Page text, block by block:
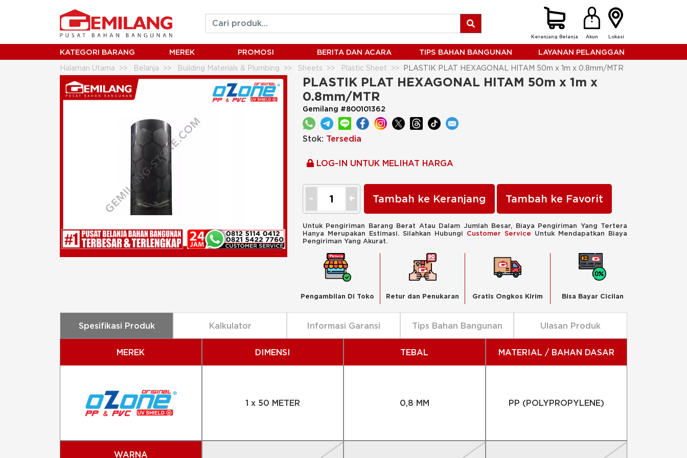
Keranjang Belanja Akun Lokasi
KATEGORI BARANG MEREK PROMOSI BERITA DAN ACARA TIPS BAHAN BANGUNAN LAYANAN PELANGGAN
Halaman Utama Belanja Building Materials & Plumbing Sheets Plastic Sheet PLASTIK PLAT HEXAGONAL HITAM 50m x 1m x 0.8mm/MTR
PLASTIK PLAT HEXAGONAL HITAM 50m x 1m x
0.8mm/MTR
Gemilang #800101362
Stok: Tersedia
LOG-IN UNTUK MELIHAT HARGA
Tambah ke Keranjang Tambah ke Favorit
Untuk Pengiriman Barang Berat Atau Dalam Jumlah Besar, Biaya Pengiriman Yang Tertera
Hanya Merupakan Estimasi. Silahkan Hubungi Customer Service Untuk Mendapatkan Biaya
Pengiriman Yang Akurat.
Pengambilan Di Toko Retur dan Penukaran Gratis Ongkos Kirim Bisa Bayar Cicilan
Spesifikasi Produk Kalkulator Informasi Garansi Tips Bahan Bangunan Ulasan Produk
MEREK DIMENSI
1 x 50 METER
TEBAL
0,8 MM
MATERIAL / BAHAN DASAR
PP (POLYPROPYLENE)
WARNA